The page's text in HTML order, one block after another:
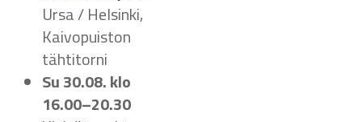
Ursa / Helsinki,
Kaivopuiston
tähtitorni
Su 30.08.klo
16.00–20.30